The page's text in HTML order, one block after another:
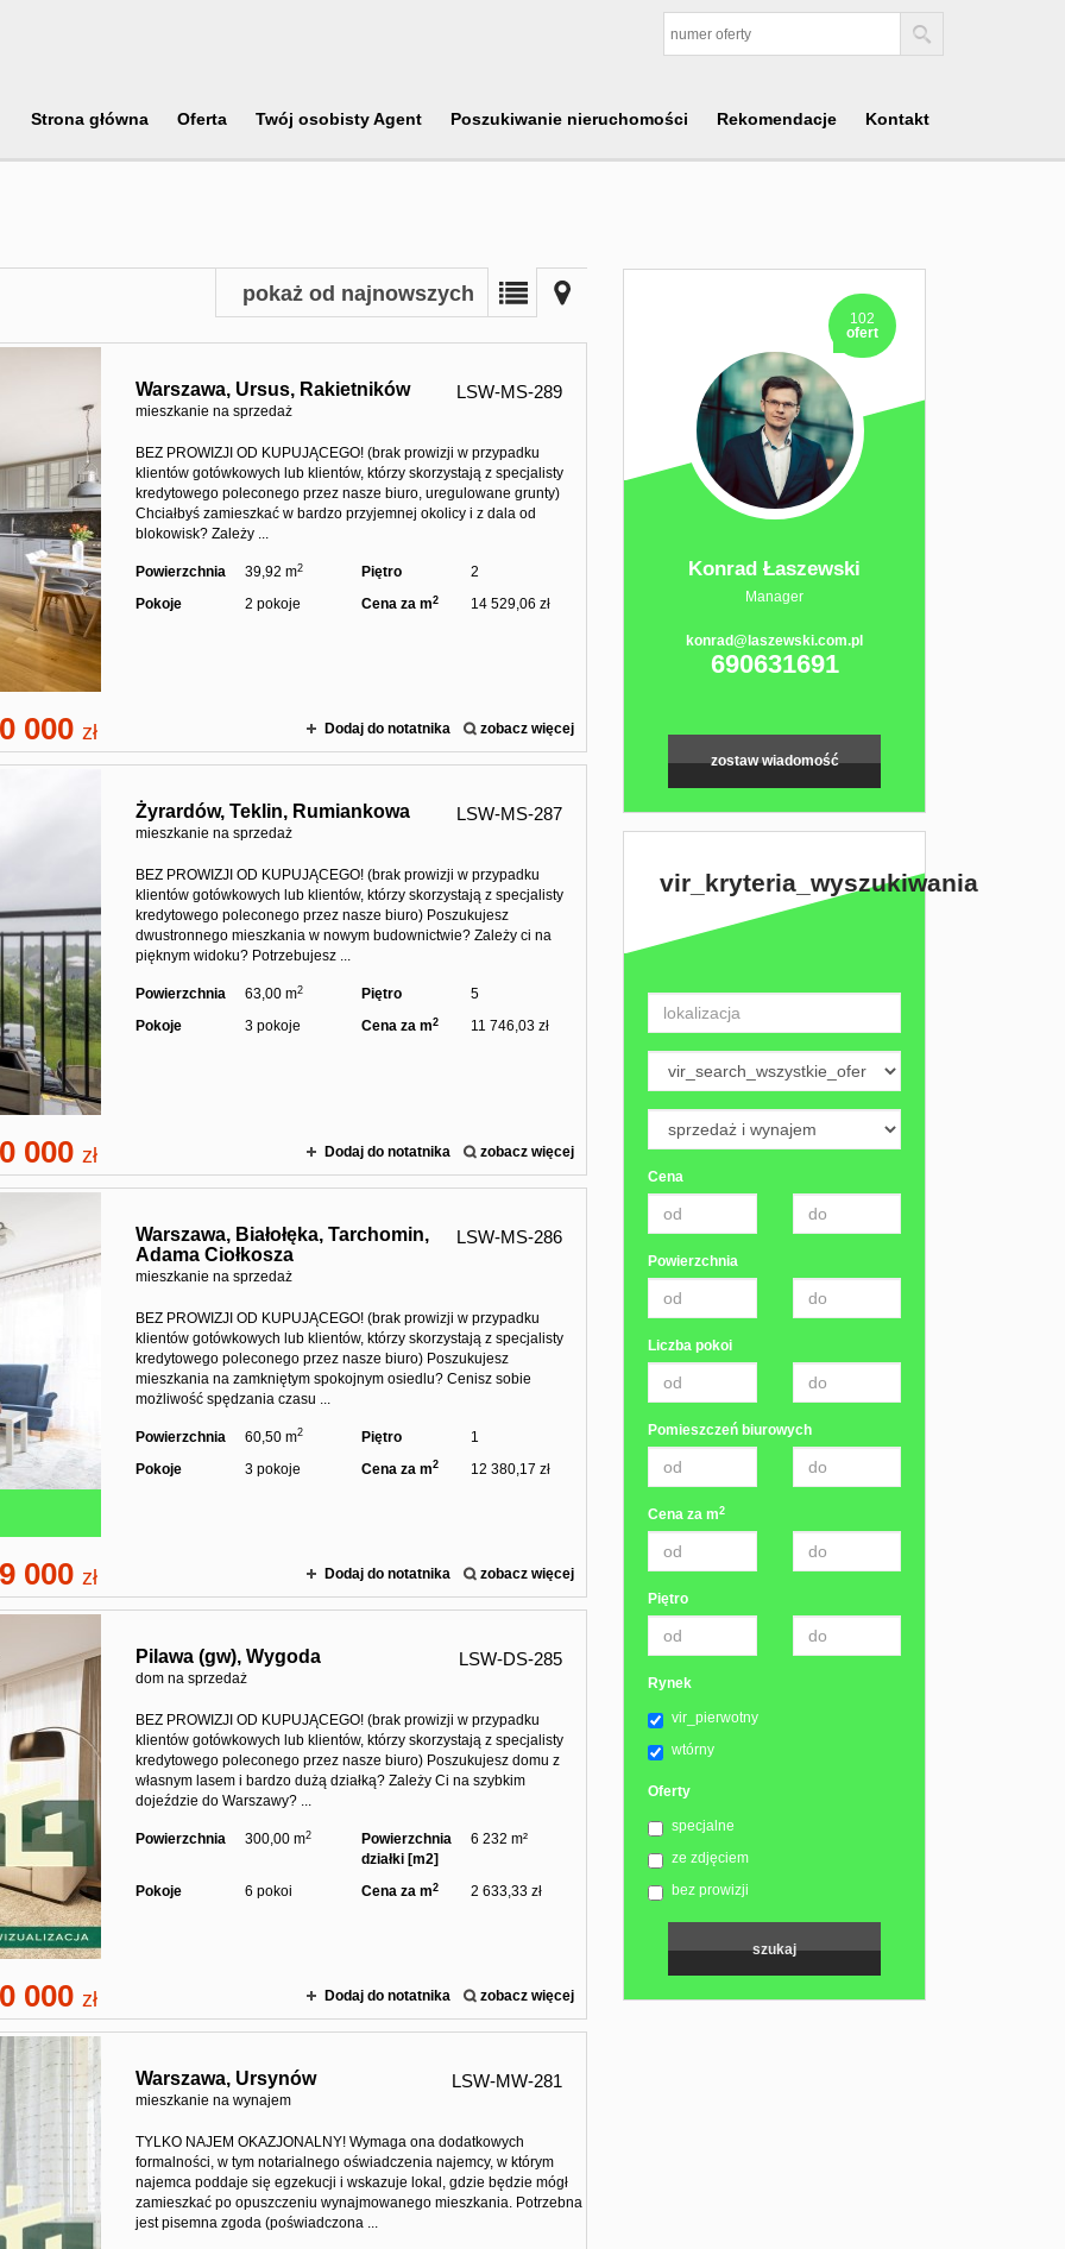
Strona główna Oferta Twój osobisty Agent Poszukiwanie nieruchomości Rekomendacje Kontakt
pokaż od najnowszych
Warszawa, Ursus, Rakietników
mieszkanie na sprzedaż
LSW-MS-289
BEZ PROWIZJI OD KUPUJĄCEGO! (brak prowizji w przypadku
klientów gotówkowych lub klientów, którzy skorzystają z specjalisty
kredytowego poleconego przez nasze biuro, uregulowane grunty)
Chciałbyś zamieszkać w bardzo przyjemnej okolicy i z dala od
blokowisk? Zależy ...
Powierzchnia 39,92 m2 Piętro
2
Pokoje
2 pokoje Cena za m2 14 529,06 zł
000 zł Dodaj do notatnika zobacz więcej
Żyrardów, Teklin, Rumiankowa
mieszkanie na sprzedaż
LSW-MS-287
BEZ PROWIZJI OD KUPUJĄCEGO! (brak prowizji w przypadku
klientów gotówkowych lub klientów, którzy skorzystają z specjalisty
kredytowego poleconego przez nasze biuro) Poszukujesz
dwustronnego mieszkania w nowym budownictwie? Zależy ci na
pięknym widoku? Potrzebujesz ...
Powierzchnia 63,00 m2 Piętro
5
Pokoje
3 pokoje Cena za m2 11 746,03 zł
000 zł Dodaj do notatnika zobacz więcej
Warszawa, Białołęka, Tarchomin,
Adama Ciołkosza
mieszkanie na sprzedaż
LSW-MS-286
BEZ PROWIZJI OD KUPUJĄCEGO! (brak prowizji w przypadku
klientów gotówkowych lub klientów, którzy skorzystają z specjalisty
kredytowego poleconego przez nasze biuro) Poszukujesz
mieszkania na zamkniętym spokojnym osiedlu? Cenisz sobie
możliwość spędzania czasu ...
Powierzchnia 60,50 m2 Piętro
1
Pokoje
3 pokoje Cena za m2 12 380,17 zł
000 zł Dodaj do notatnika zobacz więcej
Pilawa (gw), Wygoda
dom na sprzedaż
LSW-DS-285
BEZ PROWIZJI OD KUPUJĄCEGO! (brak prowizji w przypadku
klientów gotówkowych lub klientów, którzy skorzystają z specjalisty
kredytowego poleconego przez nasze biuro) Poszukujesz domu z
własnym lasem i bardzo dużą działką? Zależy Ci na szybkim
dojeździe do Warszawy? ...
Powierzchnia 300,00 m2
Powierzchnia
działki [m2]
6 232 m²
Pokoje 6 pokoi Cena za m2 2 633,33 zł
000 zł Dodaj do notatnika zobacz więcej
Warszawa, Ursynów
mieszkanie na wynajem
LSW-MW-281
TYLKO NAJEM OKAZJONALNY! Wymaga ona dodatkowych
formalności, w tym notarialnego oświadczenia najemcy, w którym
najemca poddaje się egzekucji i wskazuje lokal, gdzie będzie mógł
zamieszkać po opuszczeniu wynajmowanego mieszkania. Potrzebna
jest pisemna zgoda (poświadczona ...
102
ofert
Konrad Łaszewski
Manager
konrad@laszewski.com.pl
690631691
zostaw wiadomość
vir_kryteria_wyszukiwania
Cena
Powierzchnia
Liczba pokoi
Pomieszczeń biurowych
Cena za m2
Piętro
Rynek
vir_pierwotny
wtórny
Oferty
specjalne
ze zdjęciem
bez prowizji